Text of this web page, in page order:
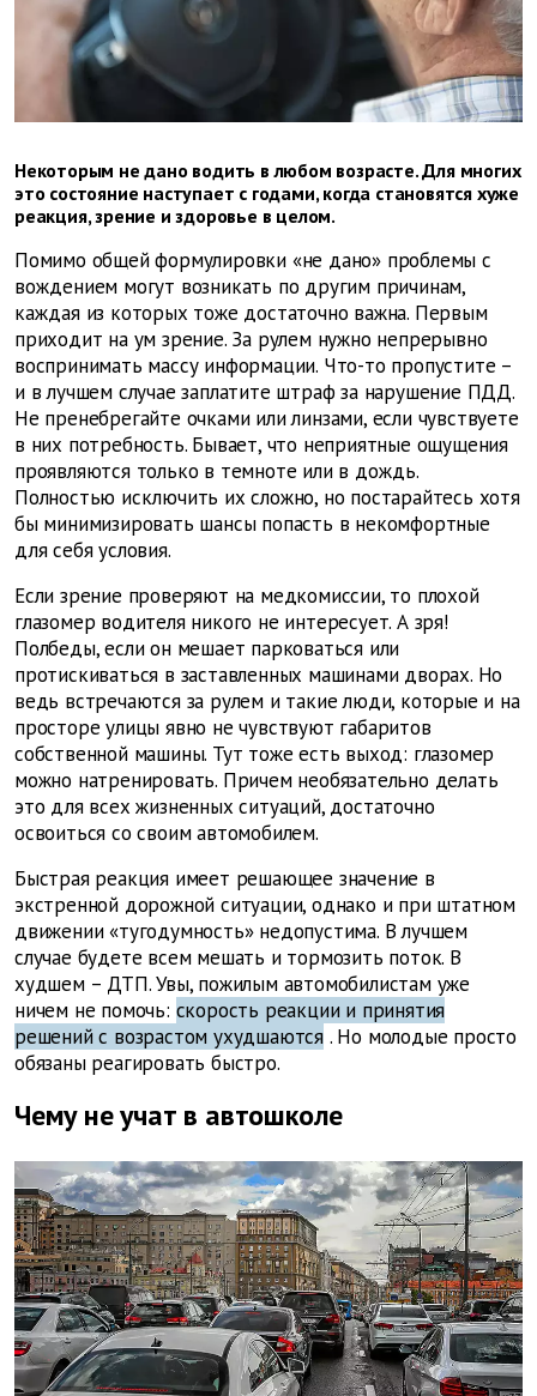
Некоторым не дано водить в любом возрасте. Для многих
это состояние наступает с годами, когда становятся хуже
реакция, зрение и здоровье в целом.
Помимо общей формулировки «не дано» проблемы с
вождением могут возникать по другим причинам,
каждая из которых тоже достаточно важна. Первым
приходит на ум зрение. За рулем нужно непрерывно
воспринимать массу информации. Что-то пропустите –
и в лучшем случае заплатите штраф за нарушение ПДД.
Не пренебрегайте очками или линзами, если чувствуете
в них потребность. Бывает, что неприятные ощущения
проявляются только в темноте или в дождь.
Полностью исключить их сложно, но постарайтесь хотя
бы минимизировать шансы попасть в некомфортные
для себя условия.
Если зрение проверяют на медкомиссии, то плохой
глазомер водителя никого не интересует. А зря!
Полбеды, если он мешает парковаться или
протискиваться в заставленных машинами дворах. Но
ведь встречаются за рулем и такие люди, которые и на
просторе улицы явно не чувствуют габаритов
собственной машины. Тут тоже есть выход: глазомер
можно натренировать. Причем необязательно делать
это для всех жизненных ситуаций, достаточно
освоиться со своим автомобилем.
Быстрая реакция имеет решающее значение в
экстренной дорожной ситуации, однако и при штатном
движении «тугодумность» недопустима. В лучшем
случае будете всем мешать и тормозить поток. В
худшем – ДТП. Увы, пожилым автомобилистам уже
ничем не помочь: скорость реакции и принятия
решений с возрастом ухудшаются . Но молодые просто
обязаны реагировать быстро.
Чему не учат в автошколе